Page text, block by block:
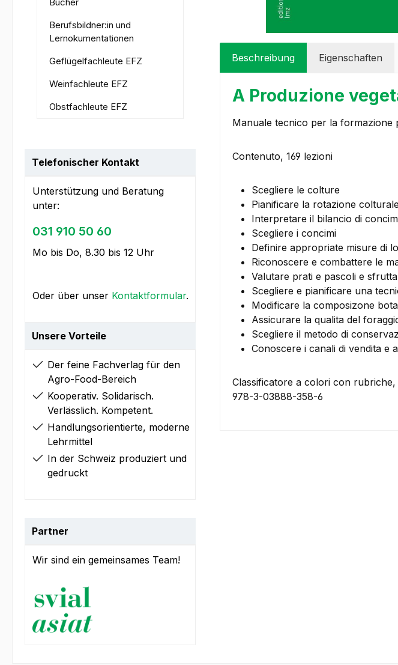
Bücher
Berufsbildner:in und
Lernokumentationen
Geflügelfachleute EFZ
Weinfachleute EFZ
Obstfachleute EFZ
Telefonischer Kontakt
Unterstützung und Beratung
unter:
031 910 50 60
Mo bis Do, 8.30 bis 12 Uhr
Oder über unser Kontaktformular.
Unsere Vorteile
Der feine Fachverlag für den
Agro-Food-Bereich
Kooperativ. Solidarisch.
Verlässlich. Kompetent.
Handlungsorientierte, moderne
Lehrmittel
In der Schweiz produziert und
gedruckt
Partner
Wir sind ein gemeinsames Team!
Beschreibung Eigenschaften
A Produzione
Manuale tecnico per la formazione
Contenuto, 169 lezioni
Scegliere le colture
Pianificare la rotazione colturale
Interpretare il bilancio di
Scegliere i concimi
Definire appropriate misure di
Riconoscere e combattere le
Valutare prati e pascoli e
Scegliere e pianificare una
Modificare la composizone
Assicurare la qualita del
Scegliere il metodo di
Conoscere i canali di vendita e
Classificatore a colori con rubriche,
978-3-03888-358-6